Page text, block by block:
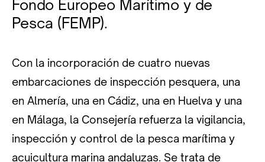
Fondo Europeo Marítimo y de
Pesca (FEMP).
Con la incorporación de cuatro nuevas
embarcaciones de inspección pesquera, una
en Almería, una en Cádiz, una en Huelva y una
en Málaga, la Consejería refuerza la vigilancia,
inspección y control de la pesca marítima y
acuicultura marina andaluzas. Se trata de